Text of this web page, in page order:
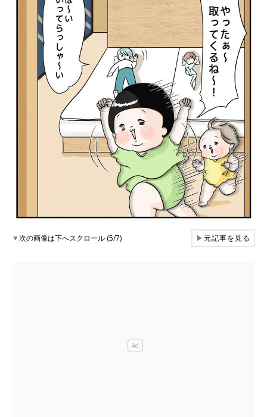
▼次の画像は下へスクロール (5/7) ▶元記事を見る